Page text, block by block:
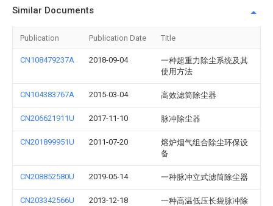
Similar Documents
Publication Publication Date Title
CN108479237A 2018-09-04
一种超重力除尘系统及其
使用方法
CN104383767A 2015-03-04 高效滤筒除尘器
CN206621911U 2017-11-10 脉冲除尘器
CN201899951U 2011-07-20
熔炉烟气组合除尘环保设
备
CN208852580U 2019-05-14 一种脉冲立式滤筒除尘器
CN203342566U 2013-12-18
一种高温低压长袋脉冲除